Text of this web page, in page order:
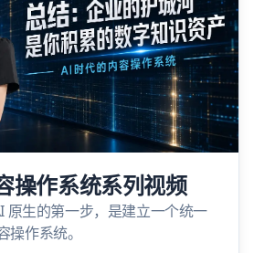
操作系统系列视频
原生的第一步，是建立一个统一
操作系统。